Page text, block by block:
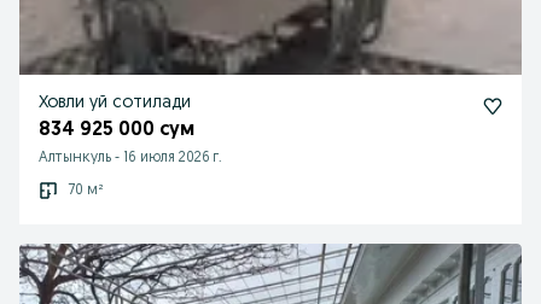
Ховли уй сотилади
834 925 000 сум
Алтынкуль - 16 июля 2026 г.
70 м²